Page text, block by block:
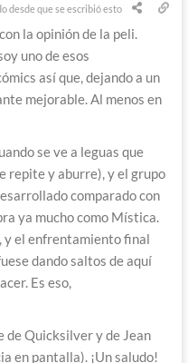
desde que se escribió esto
la opinión de la peli.
uno de esos
así que, dejando a un
mejorable. Al menos en
se ve a leguas que
repite y aburre), y el grupo
comparado con
ya mucho como Mística.
y el enfrentamiento final
dando saltos de aquí
Es eso,
de Quicksilver y de Jean
en pantalla). ¡Un saludo!